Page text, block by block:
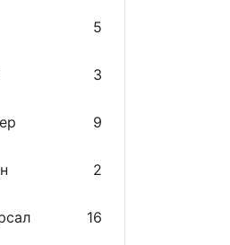
5
3
9
2
16